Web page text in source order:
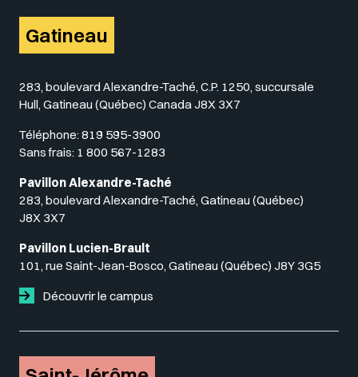
Gatineau
283, boulevard Alexandre-Taché, C.P. 1250, succursale
Hull, Gatineau (Québec) Canada J8X 3X7
Téléphone: 819 595-3900
Sans frais: 1 800 567-1283
Pavillon Alexandre-Taché
283, boulevard Alexandre-Taché, Gatineau (Québec)
J8X 3X7
Pavillon Lucien-Brault
101, rue Saint-Jean-Bosco, Gatineau (Québec) J8Y 3G5
Découvrir le campus